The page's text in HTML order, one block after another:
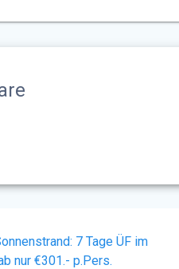
7 Tage ÜF im
nur €301.- p.Pers.